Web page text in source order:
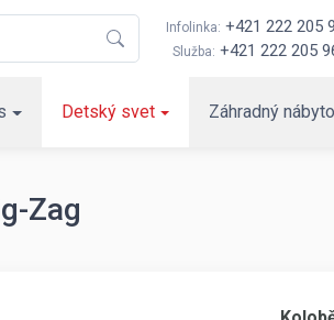
Infolinka: +421 222 205
Služba: +421 222 205
Detský svet Záhradný
Zag